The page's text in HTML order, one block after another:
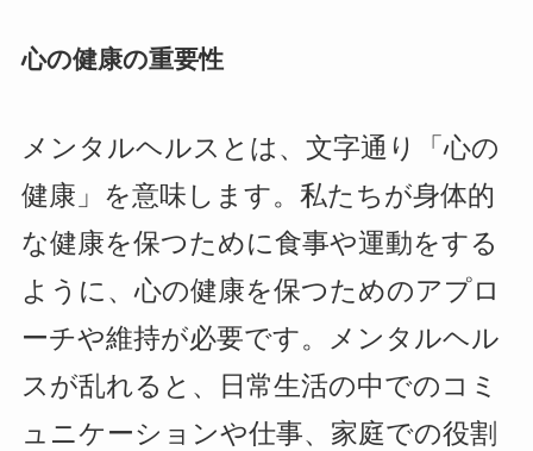
心の健康の重要性
メンタルヘルスとは、文字通り「心の
健康」を意味します。私たちが身体的
な健康を保つために食事や運動をする
ように、心の健康を保つためのアプロ
ーチや維持が必要です。メンタルヘル
スが乱れると、日常生活の中でのコミ
ュニケーションや仕事、家庭での役割